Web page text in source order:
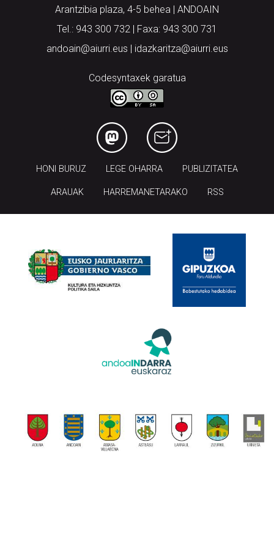
Arantzibia plaza, 4-5 behea | ANDOAIN
Tel.: 943 300 732 | Faxa: 943 300 731
andoain@aiurri.eus | idazkaritza@aiurri.eus
Codesyntaxek garatua
HONI BURUZ LEGE OHARRA PUBLIZITATEA
ARAUAK HARREMANETARAKO RSS